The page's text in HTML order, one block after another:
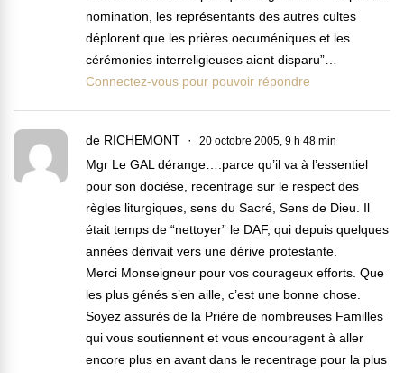
nomination, les représentants des autres cultes
déplorent que les prières oecuméniques et les
cérémonies interreligieuses aient disparu”…
Connectez-vous pour pouvoir répondre
de RICHEMONT 20 octobre 2005, 9 h 48 min
Mgr Le GAL dérange….parce qu’il va à l’essentiel
pour son docièse, recentrage sur le respect des
règles liturgiques, sens du Sacré, Sens de Dieu. Il
était temps de “nettoyer” le DAF, qui depuis quelques
années dérivait vers une dérive protestante.
Merci Monseigneur pour vos courageux efforts. Que
les plus génés s’en aille, c’est une bonne chose.
Soyez assurés de la Prière de nombreuses Familles
qui vous soutiennent et vous encouragent à aller
encore plus en avant dans le recentrage pour la plus